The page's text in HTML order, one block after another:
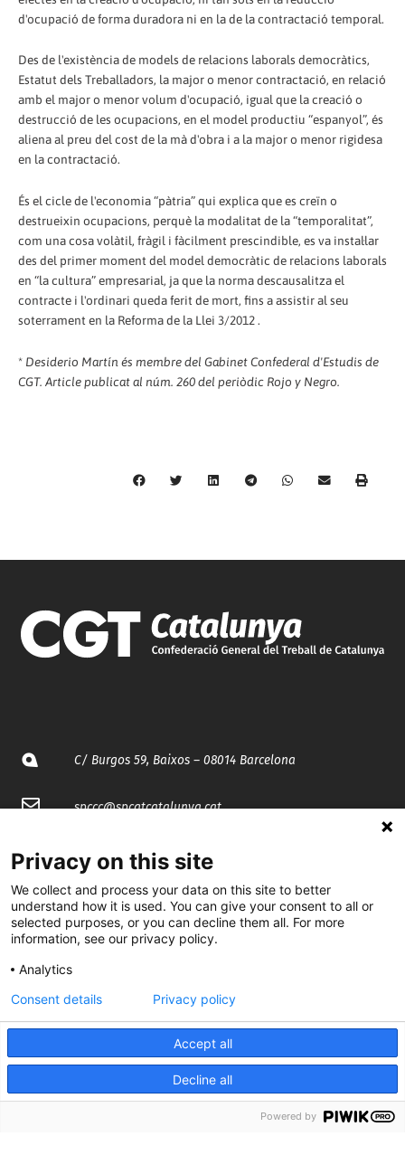
d'ocupació de forma duradora ni en la de la contractació temporal.
Des de l'existència de models de relacions laborals democràtics,
Estatut dels Treballadors, la major o menor contractació, en relació
amb el major o menor volum d'ocupació, igual que la creació o
destrucció de les ocupacions, en el model productiu “espanyol”, és
aliena al preu del cost de la mà d'obra i a la major o menor rigidesa
en la contractació.
És el cicle de l'economia “pàtria” qui explica que es creïn o
destrueixin ocupacions, perquè la modalitat de la “temporalitat”,
com una cosa volàtil, fràgil i fàcilment prescindible, es va instal·lar
des del primer moment del model democràtic de relacions laborals
en “la cultura” empresarial, ja que la norma descausalitza el
contracte i l'ordinari queda ferit de mort, fins a assistir al seu
soterrament en la Reforma de la Llei 3/2012 .
* Desiderio Martín és membre del Gabinet Confederal d'Estudis de
CGT. Article publicat al núm. 260 del periòdic Rojo y Negro.
C/ Burgos 59, Baixos – 08014 Barcelona
spccc@spcgtcatalunya.cat
@CGTCatalunya
cgtcatalunya
CGTCatalunya
cgtcatalunya
Desenvolupat per
Privacy on this site
We collect and process your data on this site to better
understand how it is used. You can give your consent to all or
selected purposes, or you can decline them all. For more
information, see our privacy policy.
Analytics
Accept all
Decline all
Consent details Privacy policy
Powered by